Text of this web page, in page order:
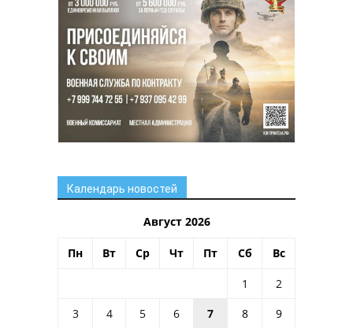
Календарь новостей
Август 2026
Пн Вт Ср Чт Пт Сб Вс
1
2
3
4 5 6 7 8
9